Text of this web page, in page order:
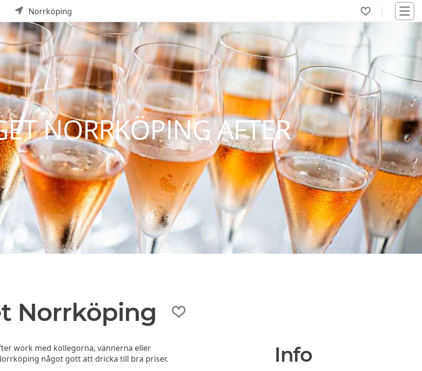
Norrköping
NORRKÖPING AFTER
Norrköping
work med kollegorna, vännerna eller
något gott att dricka till bra priser.
Info